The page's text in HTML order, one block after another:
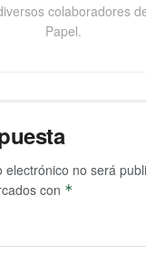
colaboradores
Papel.
electrónico no será
con *